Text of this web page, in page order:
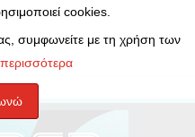
cookies.
συμφωνείτε με τη χρήση των